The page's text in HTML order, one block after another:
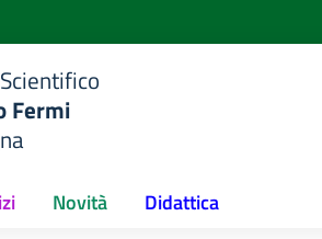
Fermi
Novità Didattica